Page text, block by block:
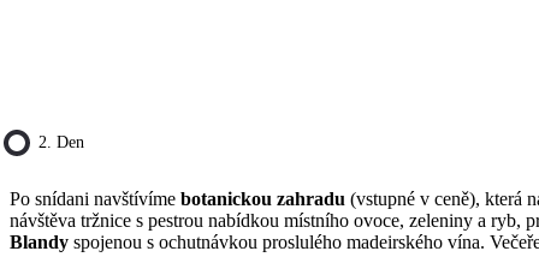
2. Den
Po snídani navštívíme botanickou zahradu (vstupné v ceně), která
návštěva tržnice s pestrou nabídkou místního ovoce, zeleniny a ryb,
Blandy spojenou s ochutnávkou proslulého madeirského vína.